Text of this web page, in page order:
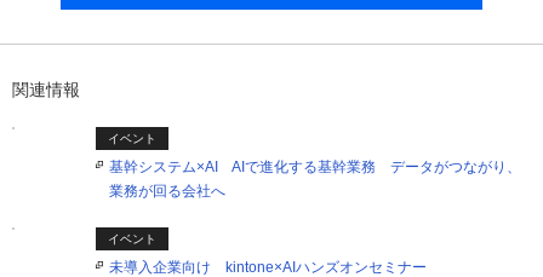
関連情報
イベント
基幹システム×AI AIで進化する基幹業務 データがつながり、
業務が回る会社へ
イベント
未導入企業向け kintone×AIハンズオンセミナー